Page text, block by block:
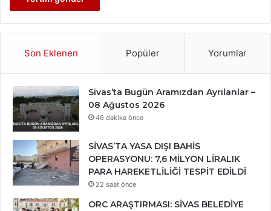
Son Eklenen Popüler Yorumlar
Sivas’ta Bugün Aramızdan Ayrılanlar –
08 Ağustos 2026
46 dakika önce
SİVAS’TA YASA DIŞI BAHİS
OPERASYONU: 7,6 MİLYON LİRALIK
PARA HAREKETLİLİĞİ TESPİT EDİLDİ
22 saat önce
ORC ARAŞTIRMASI: SİVAS BELEDİYE